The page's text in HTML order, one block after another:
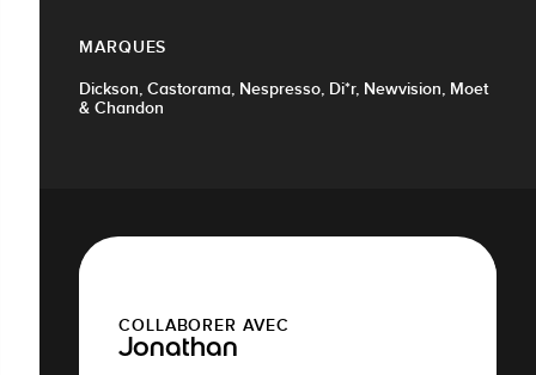
MARQUES
Dickson, Castorama, Nespresso, Di*r, Newvision, Moet
& Chandon
COLLABORER AVEC
Jonathan